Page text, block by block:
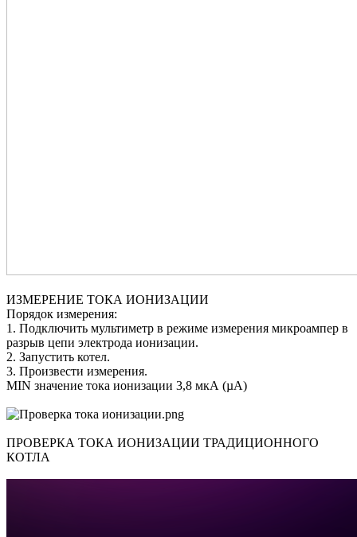
ИЗМЕРЕНИЕ ТОКА ИОНИЗАЦИИ
Порядок измерения:
1. Подключить мультиметр в режиме измерения микроампер в
разрыв цепи электрода ионизации.
2. Запустить котел.
3. Произвести измерения.
MIN значение тока ионизации 3,8 мкА (µA)
ПРОВЕРКА ТОКА ИОНИЗАЦИИ ТРАДИЦИОННОГО
КОТЛА